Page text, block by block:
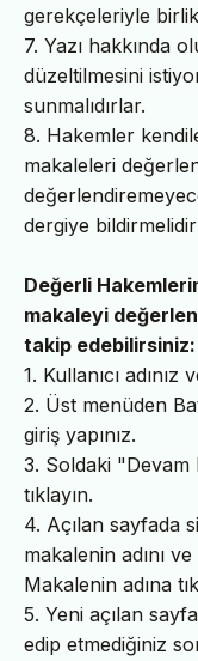
gerekçeleriyle
7. Yazı hakkında
düzeltilmesini
sunmalıdırlar.
8. Hakemler
makaleleri
dergiye
Değerli
makaleyi
takip edebilirsiniz:
1. Kullanıcı adınız
2. Üst menüden
giriş yapınız.
3. Soldaki "Devam
tıklayın.
4. Açılan sayfada
makalenin adını
Makalenin adına
5. Yeni açılan
edip etmediğiniz